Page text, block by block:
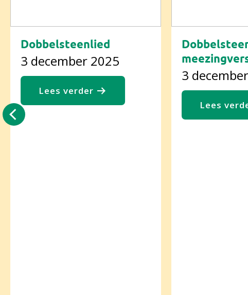
Dobbelsteenlied
3 december 2025
Lees verder
3
Lees